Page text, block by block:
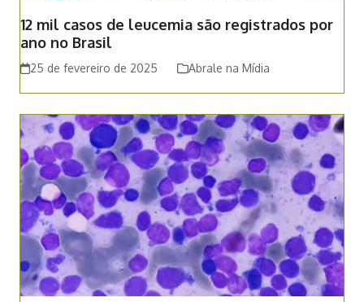
12 mil casos de leucemia são registrados por
ano no Brasil
25 de fevereiro de 2025 Abrale na Mídia